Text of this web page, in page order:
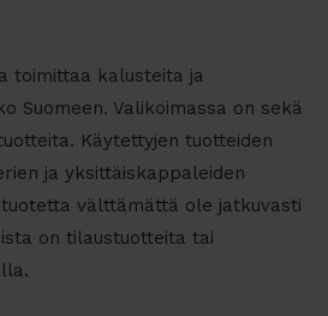
toimittaa kalusteita ja
Suomeen. Valikoimassa on sekä
Käytettyjen tuotteiden
ja yksittäiskappaleiden
välttämättä ole jatkuvasti
on tilaustuotteita tai